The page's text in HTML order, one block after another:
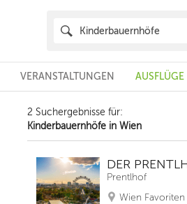
VERANSTALTUNGEN AUSFLÜGE
2 Suchergebnisse für:
Kinderbauernhöfe in Wien
DER
Prentlhof
Wien Favoriten